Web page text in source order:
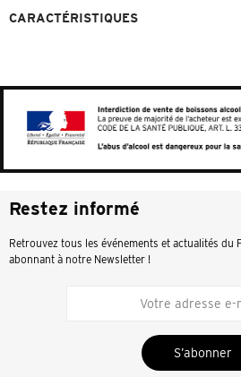
CARACTÉRISTIQUES
Restez informé
Retrouvez tous les événements et actualités du
abonnant à notre Newsletter !
S’abonner